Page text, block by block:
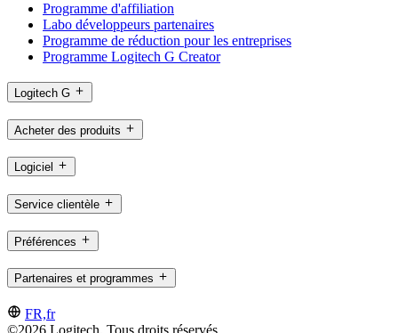
Programme d'affiliation
Labo développeurs partenaires
Programme de réduction pour les entreprises
Programme Logitech G Creator
Logitech G
Acheter des produits
Logiciel
Service clientèle
Préférences
Partenaires et programmes
FR,fr